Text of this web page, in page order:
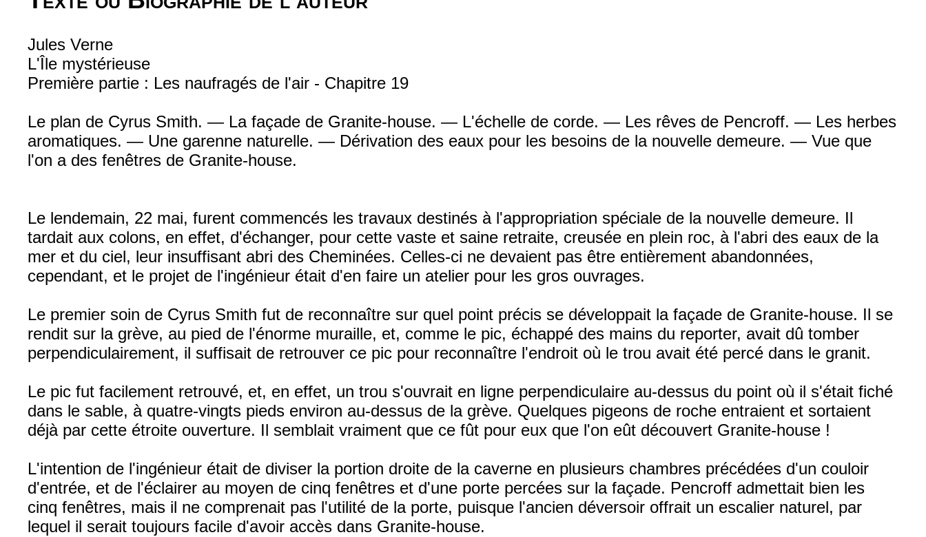
Jules Verne
L'Île mystérieuse
Première partie : Les naufragés de l'air - Chapitre 19
Le plan de Cyrus Smith. — La façade de Granite-house. — L'échelle de corde. — Les rêves de Pencroff. — Les herbes
aromatiques. — Une garenne naturelle. — Dérivation des eaux pour les besoins de la nouvelle demeure. — Vue que
l'on a des fenêtres de Granite-house.
Le lendemain, 22 mai, furent commencés les travaux destinés à l'appropriation spéciale de la nouvelle demeure. Il
tardait aux colons, en effet, d'échanger, pour cette vaste et saine retraite, creusée en plein roc, à l'abri des eaux de la
mer et du ciel, leur insuffisant abri des Cheminées. Celles-ci ne devaient pas être entièrement abandonnées,
cependant, et le projet de l'ingénieur était d'en faire un atelier pour les gros ouvrages.
Le premier soin de Cyrus Smith fut de reconnaître sur quel point précis se développait la façade de Granite-house. Il se
rendit sur la grève, au pied de l'énorme muraille, et, comme le pic, échappé des mains du reporter, avait dû tomber
perpendiculairement, il suffisait de retrouver ce pic pour reconnaître l'endroit où le trou avait été percé dans le granit.
Le pic fut facilement retrouvé, et, en effet, un trou s'ouvrait en ligne perpendiculaire au-dessus du point où il s'était fiché
dans le sable, à quatre-vingts pieds environ au-dessus de la grève. Quelques pigeons de roche entraient et sortaient
déjà par cette étroite ouverture. Il semblait vraiment que ce fût pour eux que l'on eût découvert Granite-house !
L'intention de l'ingénieur était de diviser la portion droite de la caverne en plusieurs chambres précédées d'un couloir
d'entrée, et de l'éclairer au moyen de cinq fenêtres et d'une porte percées sur la façade. Pencroff admettait bien les
cinq fenêtres, mais il ne comprenait pas l'utilité de la porte, puisque l'ancien déversoir offrait un escalier naturel, par
lequel il serait toujours facile d'avoir accès dans Granite-house.